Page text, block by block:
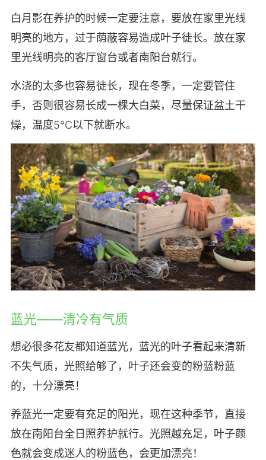
白月影在养护的时候一定要注意，要放在家里光线
明亮的地方，过于荫蔽容易造成叶子徒长。放在家
里光线明亮的客厅窗台或者南阳台就行。
水浇的太多也容易徒长，现在冬季，一定要管住
手，否则很容易长成一棵大白菜，尽量保证盆土干
燥，温度5℃以下就断水。
蓝光——清冷有气质
想必很多花友都知道蓝光，蓝光的叶子看起来清新
不失气质，光照给够了，叶子还会变的粉蓝粉蓝
的，十分漂亮！
养蓝光一定要有充足的阳光，现在这种季节，直接
放在南阳台全日照养护就行。光照越充足，叶子颜
色就会变成迷人的粉蓝色，会更加漂亮！